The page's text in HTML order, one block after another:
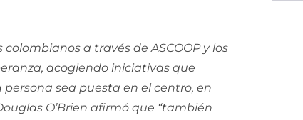
a través de ASCOOP y los
acogiendo iniciativas que
sea puesta en el centro, en
O’Brien afirmó que “también